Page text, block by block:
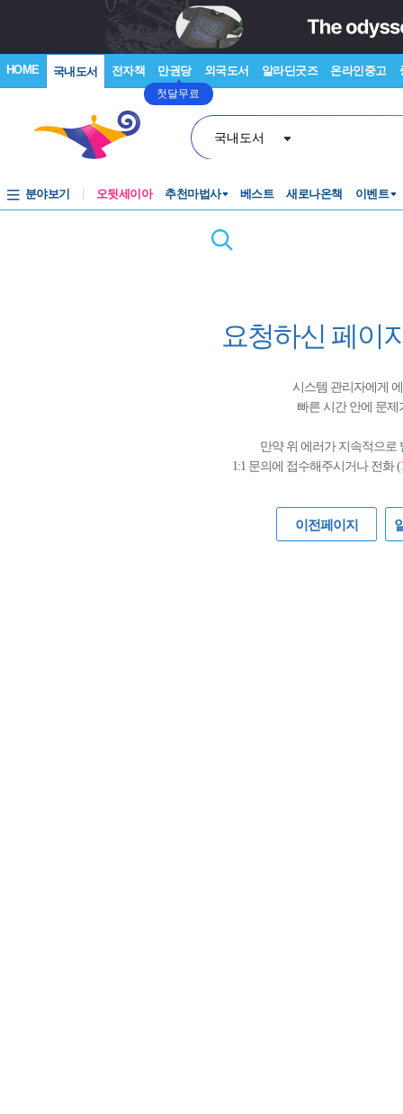
HOME 국내도서 전자책 만권당
첫달무료
외국도서 알라딘굿즈 온라인중고
국내도서
분야보기 오뒷세이아 추천마법사 베스트 새로나온책 이벤트
요청하신 페이
시스템 관리자에게
빠른 시간 안에 문
만약 위 에러가 지속적으로
1:1 문의에 접수해주시거나 전화 (
이전페이지